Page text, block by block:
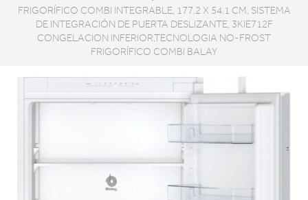
FRIGORÍFICO COMBI INTEGRABLE, 177.2 X 54.1 CM, SISTEMA
DE INTEGRACIÓN DE PUERTA DESLIZANTE, 3KIE712F
CONGELACION INFERIOR,TECNOLOGIA NO-FROST
FRIGORÍFICO COMBI BALAY